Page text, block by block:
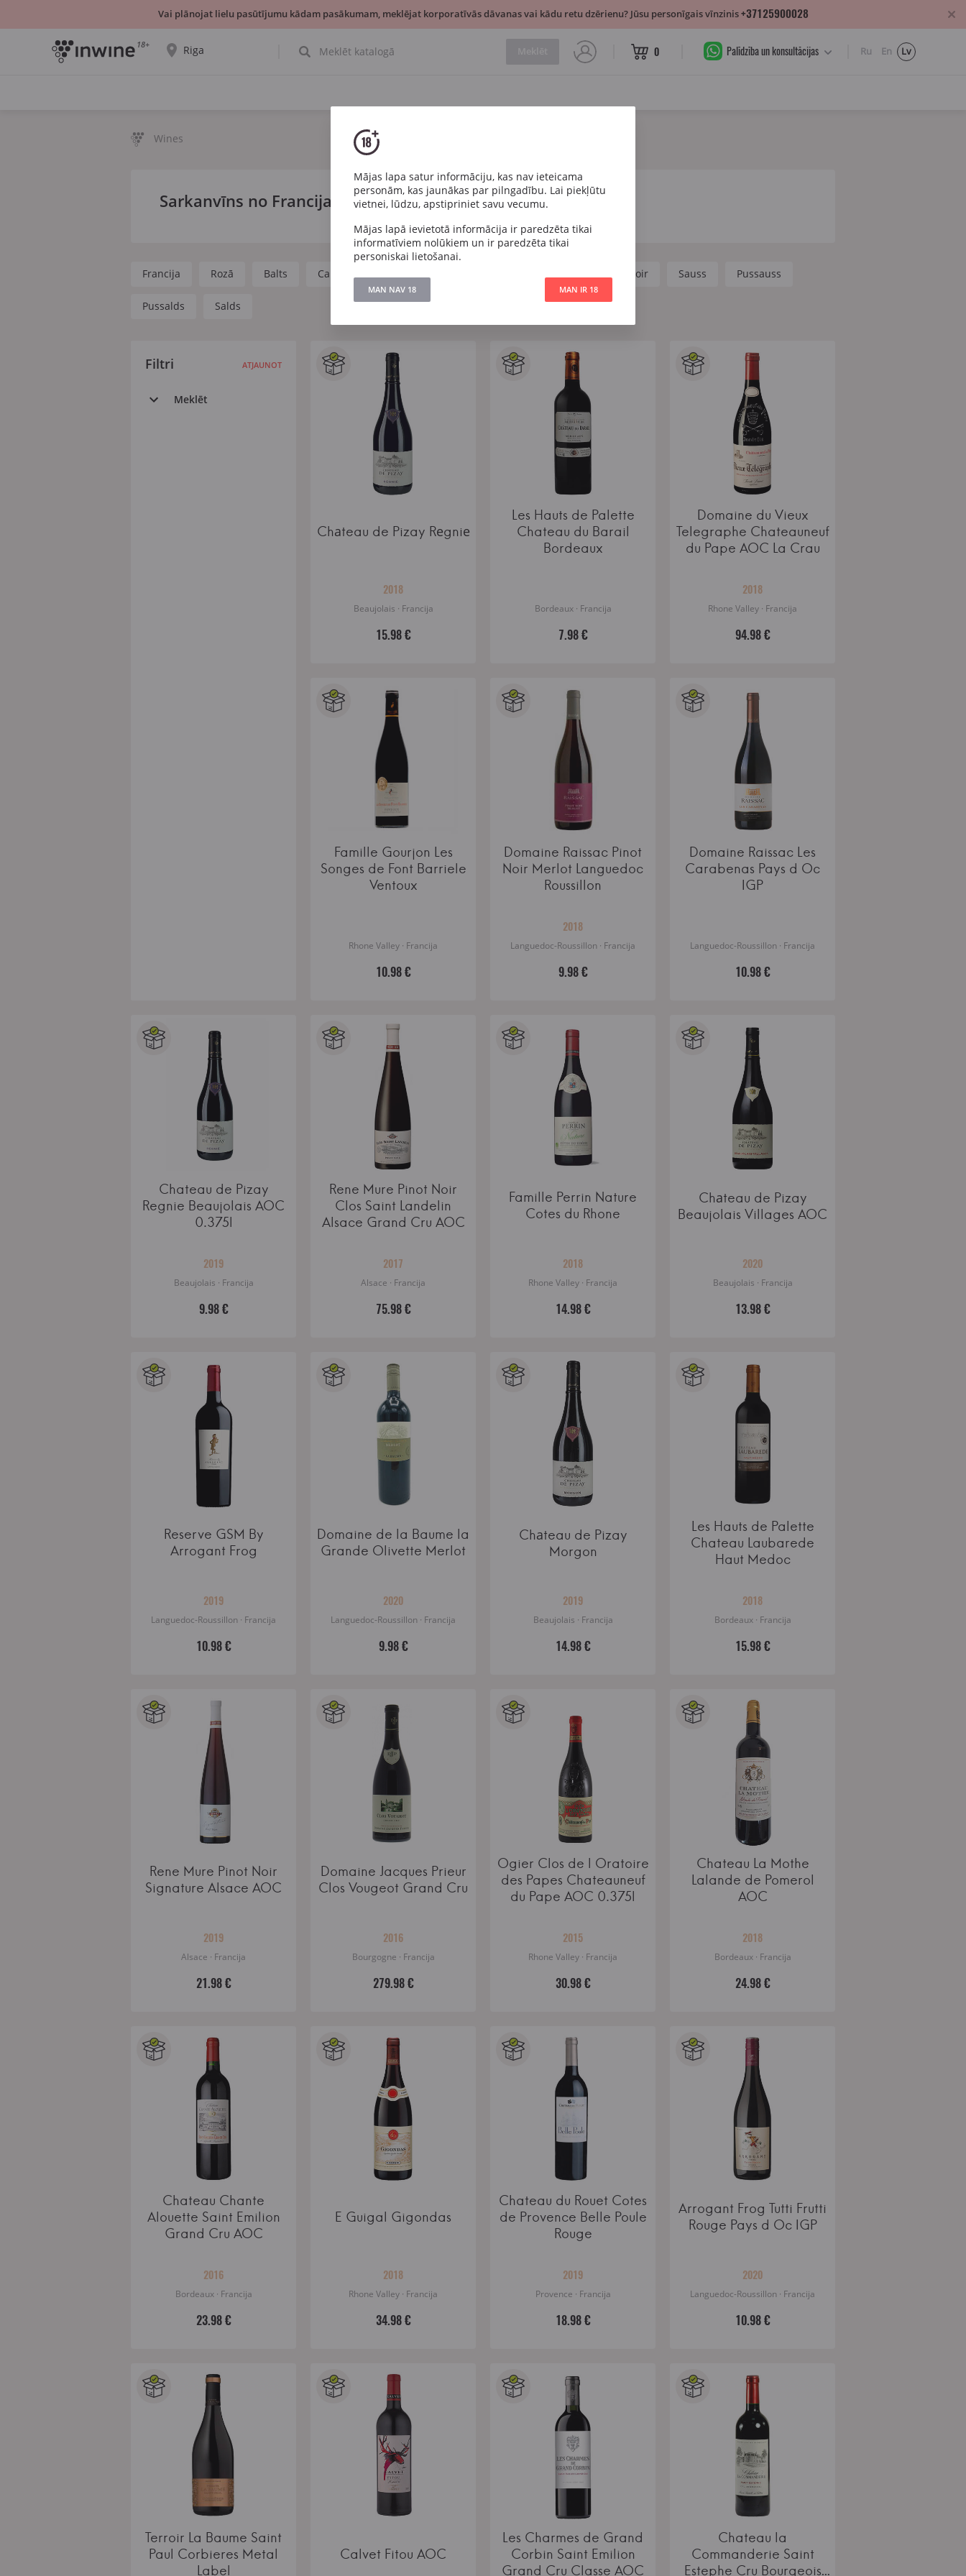
18+ Riga 0 Palīdzība un konsultācijas Ru En Lv
Wines
Sarkanvīns no Francijas
Francija Rozā Balts Cabernet Sauvignon Pinot Noir Sauss Pussauss
Pussalds Salds
Filtri ATJAUNOT
Meklēt
Chаteau de Pizay Rеgniе
2018
Beaujolais · Francija
15.98 €
Les Hauts de Palette
Chateau du Barail
Bordeaux
Bordeaux · Francija
7.98 €
Domaine du Vieux
Telegraphe Chateauneuf
du Pape AOC La Crau
2018
Rhone Valley · Francija
94.98 €
Famille Gourjon Les
Songes de Font Barriele
Ventoux
Rhone Valley · Francija
10.98 €
Domaine Raissac Pinot
Noir Merlot Languedoc
Roussillon
2018
Languedoc-Roussillon · Francija
9.98 €
Domaine Raissac Les
Carabenas Pays d Oc
IGP
Languedoc-Roussillon · Francija
10.98 €
Chateau de Pizay
Regnie Beaujolais AOC
0.375l
2019
Beaujolais · Francija
9.98 €
Rene Mure Pinot Noir
Clos Saint Landelin
Alsace Grand Cru AOC
2017
Alsace · Francija
75.98 €
Famille Perrin Nature
Cotes du Rhone
2018
Rhone Valley · Francija
14.98 €
Chаteau de Pizay
Beaujolais Villages AOC
2020
Beaujolais · Francija
13.98 €
Reserve GSM By
Arrogant Frog
2019
Languedoc-Roussillon · Francija
10.98 €
Domaine de la Baume la
Grande Olivette Merlot
2020
Languedoc-Roussillon · Francija
9.98 €
Chаteau de Pizay
Morgon
2019
Beaujolais · Francija
14.98 €
Les Hauts de Palette
Chateau Laubarede
Haut Medoc
2018
Bordeaux · Francija
15.98 €
Rene Mure Pinot Noir
Signature Alsace AOC
2019
Alsace · Francija
21.98 €
Domaine Jacques Prieur
Clos Vougeot Grand Cru
2016
Bourgogne · Francija
279.98 €
Ogier Clos de l Oratoire
des Papes Chateauneuf
du Pape AOC 0.375l
2015
Rhone Valley · Francija
30.98 €
Chateau La Mothe
Lalande de Pomerol
AOC
2018
Bordeaux · Francija
24.98 €
Chateau Chante
Alouette Saint Emilion
Grand Cru AOC
2016
Bordeaux · Francija
23.98 €
E Guigal Gigondas
2018
Rhone Valley · Francija
34.98 €
Chateau du Rouet Cotes
de Provence Belle Poule
Rouge
2019
Provence · Francija
18.98 €
Arrogant Frog Tutti Frutti
Rouge Pays d Oc IGP
2020
Languedoc-Roussillon · Francija
10.98 €
Terroir La Baume Saint
Paul Corbieres Metal
Label
Calvet Fitou AOC
Les Charmes de Grand
Corbin Saint Emilion
Grand Cru Classe AOC
Chateau la
Commanderie Saint
Estephe Cru Bourgeois
Mājas lapa satur informāciju, kas nav ieteicama
personām, kas jaunākas par pilngadību. Lai piekļūtu
vietnei, lūdzu, apstipriniet savu vecumu.
Mājas lapā ievietotā informācija ir paredzēta tikai
informatīviem nolūkiem un ir paredzēta tikai
personiskai lietošanai.
MAN NAV 18 MAN IR 18
Vai plānojat lielu pasūtījumu kādam pasākumam, meklējat korporatīvās dāvanas vai kādu retu dzērienu? Jūsu personīgais vīnzinis+37125900028